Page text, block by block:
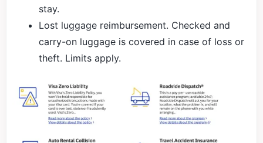
stay.
Lost luggage reimbursement. Checked and
carry-on luggage is covered in case of loss or
theft. Limits apply.